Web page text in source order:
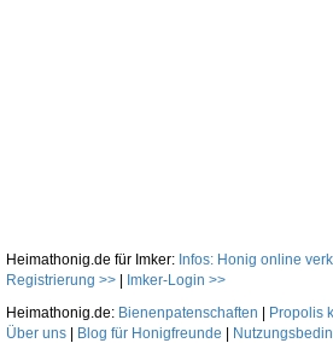
Heimathonig.de für Imker: Infos: Honig online
Registrierung >>
Imker-Login >>
Heimathonig.de: Bienenpatenschaften Propolis
Über uns
Blog für Honigfreunde